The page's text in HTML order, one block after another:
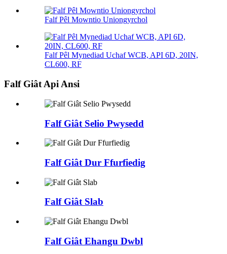
Falf Pêl Mowntio Uniongyrchol
Falf Pêl Mynediad Uchaf WCB, API 6D, 20IN,
CL600, RF
Falf Giât Api Ansi
Falf Giât Selio Pwysedd
Falf Giât Dur Ffurfiedig
Falf Giât Slab
Falf Giât Ehangu Dwbl